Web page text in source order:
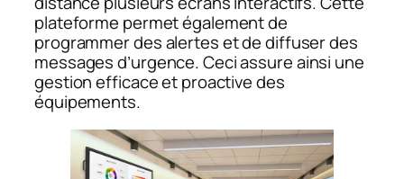
plateforme permet également de
programmer des alertes et de diffuser des
messages d’urgence. Ceci assure ainsi une
gestion efficace et proactive des
équipements.